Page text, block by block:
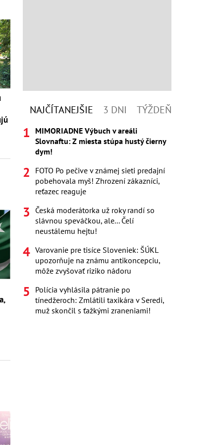
NAJČÍTANEJŠIE 3 DNI TÝŽDEŇ
MIMORIADNE Výbuch v areáli
Slovnaftu: Z miesta stúpa hustý čierny
dym!
FOTO Po pečive v známej sieti predajní
pobehovala myš! Zhrození zákazníci,
reťazec reaguje
Česká moderátorka už roky randí so
slávnou speváčkou, ale... Čelí
neustálemu hejtu!
Varovanie pre tisíce Sloveniek: ŠÚKL
upozorňuje na známu antikoncepciu,
môže zvyšovať riziko nádoru
Polícia vyhlásila pátranie po
tínedžeroch: Zmlátili taxikára v Seredi,
muž skončil s ťažkými zraneniami!